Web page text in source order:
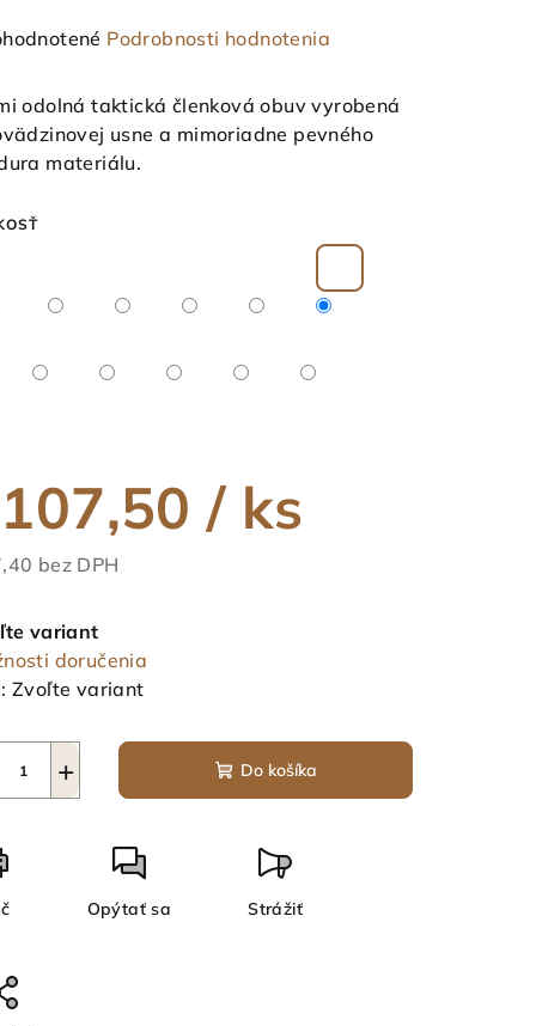
Podrobnosti hodnotenia
odolná taktická členková obuv vyrobená
usne a mimoriadne pevného
materiálu.
/ ks
bez DPH
variant
doručenia
Zvoľte variant
+ Do košíka
Opýtať sa Strážiť